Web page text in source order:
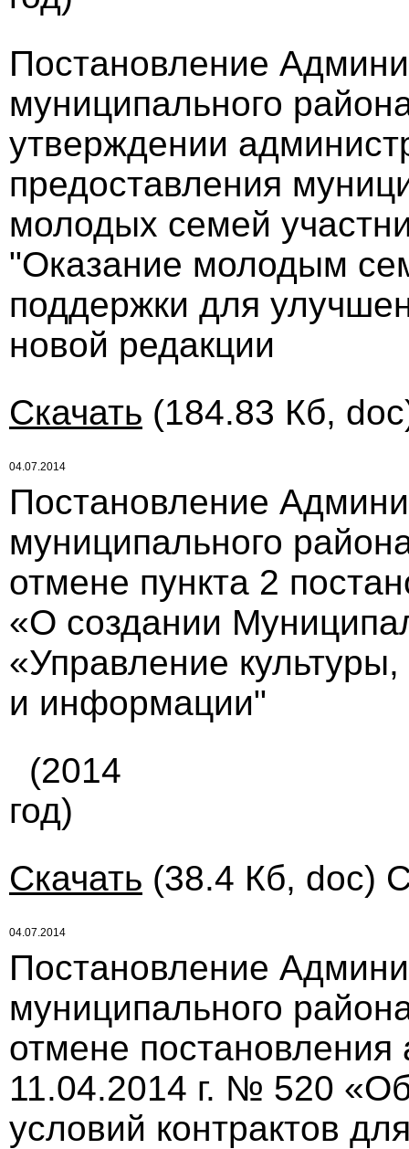
Постановление
муниципального
утверждении
предоставления
молодых семей
"Оказание молодым
поддержки для
новой редакции
Скачать (184.83 Кб,
04.07.2014
Постановление
муниципального
отмене пункта 2
«О создании
«Управление
и информации"
(2014
год)
Скачать (38.4 Кб, doc)
04.07.2014
Постановление
муниципального
отмене
11.04.2014 г. № 520
условий контрактов